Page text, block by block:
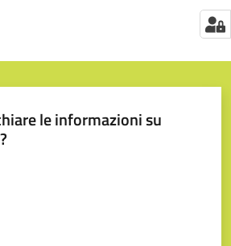
le informazioni su